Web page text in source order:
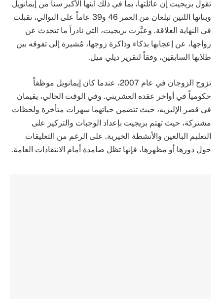
تقول بريجيت إن عائلتها، بما في ذلك ابنها الأكبر سناً من إيمانويل
وبناتها اللتين تبلغان من العمر 46 و39 عاماً على التوالي، تقبلت
في النهاية العلاقة. وعبَّرت بريجيت، التي نادراً ما تتحدث عن
زواجها، عن إعجابها بذكاء وذاكرة زوجها، مُشيرة إلى تفوقه بين
طلابها السابقين، وفقاً لتقرير ديلي ميل.
تزوج الزوجان في عام 2007، عندما كان إيمانويل موظفاً
حكومياً في أواخر عقده العشريني. وفي الوقت الحالي، يقيمان
في قصر الإليزيه، حيث تتضمن حياتهما سهرات متأخرة ولحظات
مشتركة، حيث تهتم بريجيت بإعداد الوجبات والتركيز على
التعليم البالغين والأنشطة الخيرية. على الرغم من التعليقات
حول دورها أو مظهرها، فإنها تظل صامدة أمام الانتقادات العامة.